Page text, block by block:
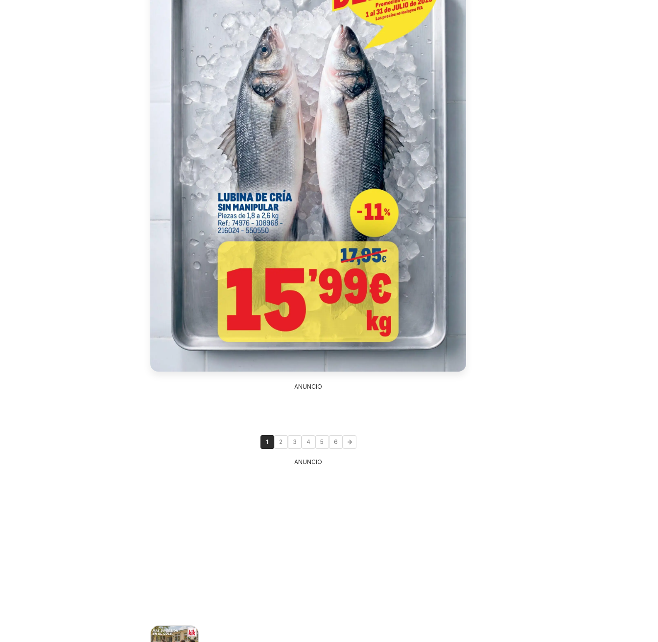
ANUNCIO
1 2 3 4 5 6
ANUNCIO